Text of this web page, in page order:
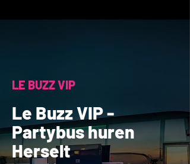
LE BUZZ VIP
Le Buzz VIP -
Partybus huren
Herselt